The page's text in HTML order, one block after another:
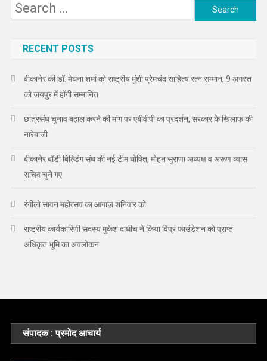
Search
RECENT POSTS
बीकानेर की डॉ. मेघना शर्मा को राष्ट्रीय मुंशी प्रेमचंद साहित्य रत्न सम्मान, 9 अगस्त
को जयपुर में होंगी सम्मानित
छात्रसंघ चुनाव बहाल करने की मांग पर एबीवीपी का प्रदर्शन, सरकार के खिलाफ की
नारेबाजी
बीकानेर बॉडी बिल्डिंग संघ की नई टीम घोषित, मोहन सुराणा अध्यक्ष व अरूण व्यास
सचिव चुने गए
रंगीलो सावन महोत्सव का आगाज़ शनिवार को
राष्ट्रीय कार्यकारिणी सदस्य मुकेश दाधीच ने किया विप्र फाउंडेशन को प्राप्त
अधिकृत भूमि का अवलोकन
संपादक : प्रमोद आचार्य